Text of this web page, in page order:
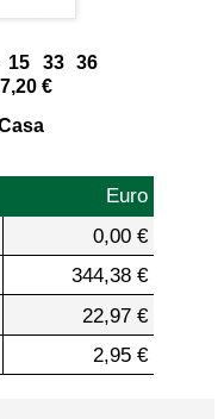
15 33 36
€
Euro
0,00 €
344,38 €
22,97 €
2,95 €